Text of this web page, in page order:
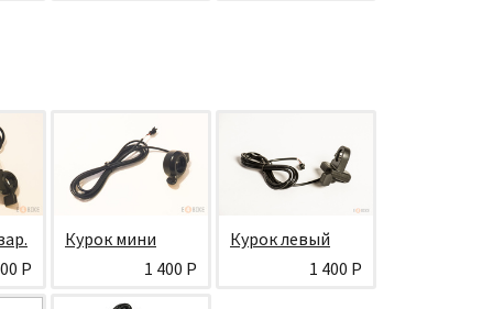
Р
Курок мини
1 400 Р
Курок левый
1 400 Р